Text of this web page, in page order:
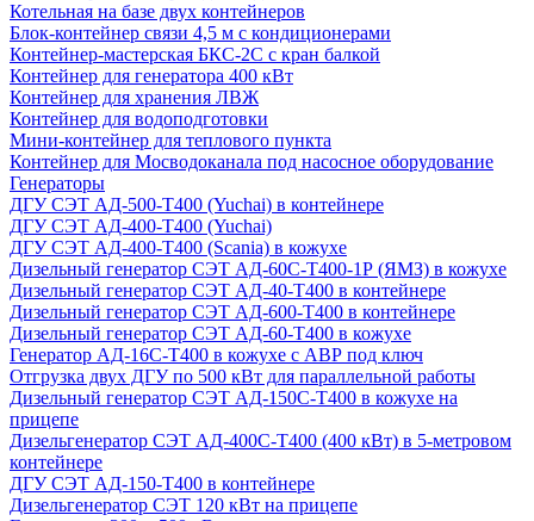
Котельная на базе двух контейнеров
Блок-контейнер связи 4,5 м с кондиционерами
Контейнер-мастерская БКС-2С с кран балкой
Контейнер для генератора 400 кВт
Контейнер для хранения ЛВЖ
Контейнер для водоподготовки
Мини-контейнер для теплового пункта
Контейнер для Мосводоканала под насосное оборудование
Генераторы
ДГУ СЭТ АД-500-Т400 (Yuchai) в контейнере
ДГУ СЭТ АД-400-Т400 (Yuchai)
ДГУ СЭТ АД-400-Т400 (Scania) в кожухе
Дизельный генератор СЭТ АД-60С-Т400-1Р (ЯМЗ) в кожухе
Дизельный генератор СЭТ АД-40-Т400 в контейнере
Дизельный генератор СЭТ АД-600-Т400 в контейнере
Дизельный генератор СЭТ АД-60-Т400 в кожухе
Генератор АД-16С-Т400 в кожухе с АВР под ключ
Отгрузка двух ДГУ по 500 кВт для параллельной работы
Дизельный генератор СЭТ АД-150С-Т400 в кожухе на
прицепе
Дизельгенератор СЭТ АД-400С-Т400 (400 кВт) в 5-метровом
контейнере
ДГУ СЭТ АД-150-Т400 в контейнере
Дизельгенератор СЭТ 120 кВт на прицепе